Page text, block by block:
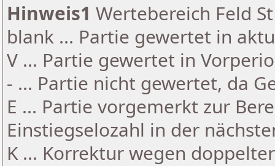
Hinweis1 Wertebereich Feld
blank ... Partie gewertet in
V ... Partie gewertet in
- ... Partie nicht gewertet, da
E ... Partie vorgemerkt zur
Einstiegselozahl in der
K ... Korrektur wegen